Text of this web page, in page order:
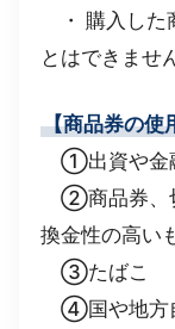
・ 購入した
とはできませ
【商品券の使
➀出資や金
②商品券、
換金性の高い
③たばこ
④国や地方